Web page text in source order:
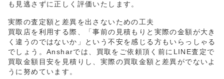
も見逃さずに正しく評価いたします。
実際の査定額と差異を出さないための工夫
買取店を利用する際、「事前の見積もりと実際の金額が大き
く違うのではないか」という不安を感じる方もいらっしゃる
でしょう。Ansharでは、買取をご依頼頂く前にLINE査定で
買取金額目安を見積りし、実際の買取金額と差異がでないよ
うに努めています。